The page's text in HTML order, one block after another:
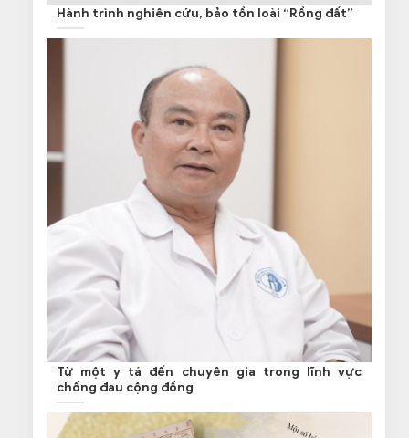
Hành trình nghiên cứu, bảo tồn loài “Rồng đất”
Từ một y tá đến chuyên gia trong lĩnh vực
chống đau cộng đồng